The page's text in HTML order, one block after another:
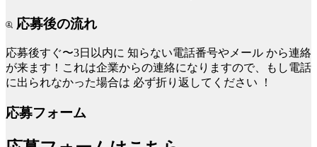
応募後の流れ
応募後すぐ〜3日以内に 知らない電話番号やメール から連絡
が来ます！これは企業からの連絡になりますので、もし電話
に出られなかった場合は 必ず折り返してください ！
応募フォーム